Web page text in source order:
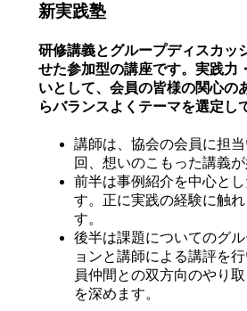
新実践塾
研修講義とグループディスカッ
せた参加型の講座です。実践力
いとして、会員の皆様の関心の
らバランスよくテーマを選定し
講師は、協会の会員に担
回、想いのこもった講義が
前半は事例紹介を中心と
す。正に実践の経験に触
す。
後半は課題についてのグ
ョンと講師による講評を
員仲間との双方向のやり
を深めます。